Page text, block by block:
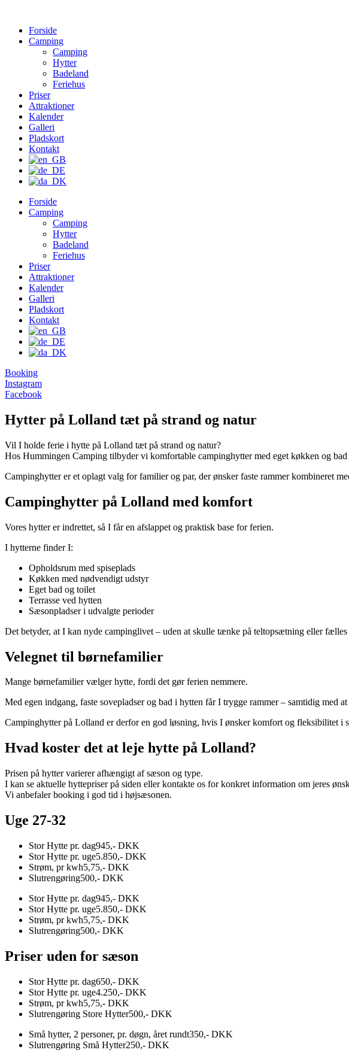
Forside
Camping
Camping
Hytter
Badeland
Feriehus
Priser
Attraktioner
Kalender
Galleri
Pladskort
Kontakt
Forside
Camping
Camping
Hytter
Badeland
Feriehus
Priser
Attraktioner
Kalender
Galleri
Pladskort
Kontakt
Booking
Instagram
Facebook
Hytter på Lolland tæt på strand og natur
Vil I holde ferie i hytte på Lolland tæt på strand og natur?
Hos Hummingen Camping tilbyder vi komfortable campinghytter med eget køkken og
Campinghytter er et oplagt valg for familier og par, der ønsker faste rammer kombineret
Campinghytter på Lolland med komfort
Vores hytter er indrettet, så I får en afslappet og praktisk base for ferien.
I hytterne finder I:
Opholdsrum med spiseplads
Køkken med nødvendigt udstyr
Eget bad og toilet
Terrasse ved hytten
Sæsonpladser i udvalgte perioder
Det betyder, at I kan nyde campinglivet – uden at skulle tænke på teltopsætning eller fælles
Velegnet til børnefamilier
Mange børnefamilier vælger hytte, fordi det gør ferien nemmere.
Med egen indgang, faste sovepladser og bad i hytten får I trygge rammer – samtidig med
Campinghytter på Lolland er derfor en god løsning, hvis I ønsker komfort og fleksibilitet i
Hvad koster det at leje hytte på Lolland?
Prisen på hytter varierer afhængigt af sæson og type.
I kan se aktuelle hyttepriser på siden eller kontakte os for konkret information om jeres
Vi anbefaler booking i god tid i højsæsonen.
Uge 27-32
Stor Hytte pr. dag945,- DKK
Stor Hytte pr. uge5.850,- DKK
Strøm, pr kwh5,75,- DKK
Slutrengøring500,- DKK
Stor Hytte pr. dag945,- DKK
Stor Hytte pr. uge5.850,- DKK
Strøm, pr kwh5,75,- DKK
Slutrengøring500,- DKK
Priser uden for sæson
Stor Hytte pr. dag650,- DKK
Stor Hytte pr. uge4.250,- DKK
Strøm, pr kwh5,75,- DKK
Slutrengøring Store Hytter500,- DKK
Små hytter, 2 personer, pr. døgn, året rundt350,- DKK
Slutrengøring Små Hytter250,- DKK